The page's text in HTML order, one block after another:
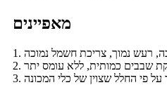
מאפיינים